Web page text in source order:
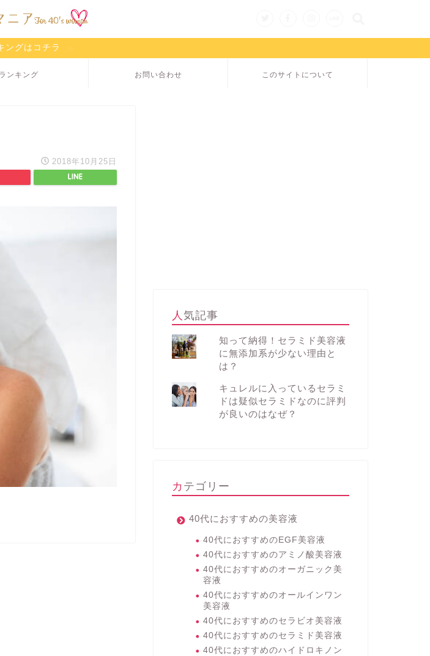
ングはコチラ
ランキング お問い合わせ このサイトについて
2018年10月25日
人気記事
知って納得！セラミド美容液
に無添加系が少ない理由と
は？
キュレルに入っているセラミ
ドは疑似セラミドなのに評判
が良いのはなぜ？
カテゴリー
40代におすすめの美容液
40代におすすめのEGF美容液
40代におすすめのアミノ酸美容液
40代におすすめのオーガニック美
容液
40代におすすめのオールインワン
美容液
40代におすすめのセラビオ美容液
40代におすすめのセラミド美容液
40代におすすめのハイドロキノン